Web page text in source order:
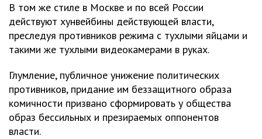
В том же стиле в Москве и по всей России
действуют хунвейбины действующей власти,
преследуя противников режима с тухлыми яйцами и
такими же тухлыми видеокамерами в руках.
Глумление, публичное унижение политических
противников, придание им беззащитного образа
комичности призвано сформировать у общества
образ бессильных и презираемых оппонентов
власти.